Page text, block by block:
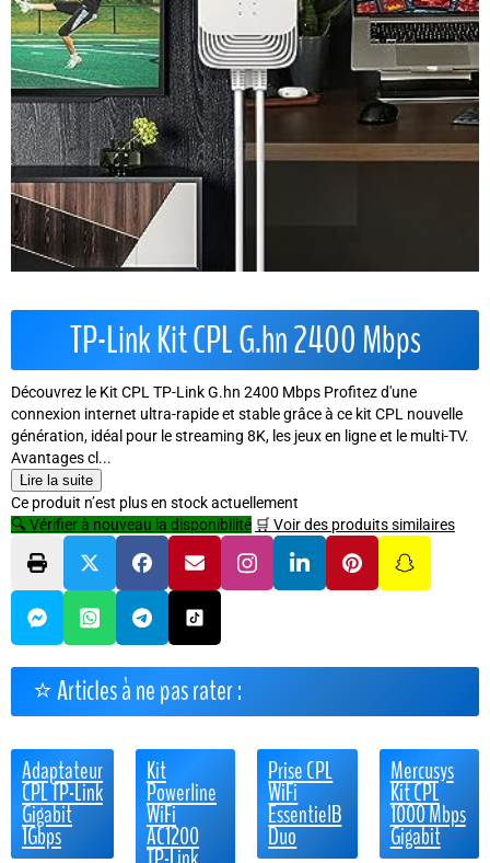
TP-Link Kit CPL G.hn 2400 Mbps
Découvrez le Kit CPL TP-Link G.hn 2400 Mbps Profitez d'une
connexion internet ultra-rapide et stable grâce à ce kit CPL nouvelle
génération, idéal pour le streaming 8K, les jeux en ligne et le multi-TV.
Avantages cl...
Lire la suite
Ce produit n’est plus en stock actuellement
🔍 Vérifier à nouveau la disponibilité 🛒 Voir des produits similaires
⭐ Articles à ne pas rater :
Adaptateur
CPL TP-Link
Gigabit
1Gbps
Kit
Powerline
WiFi
AC1200
Prise CPL
WiFi
EssentielB
Duo
Mercusys
Kit CPL
1000 Mbps
Gigabit